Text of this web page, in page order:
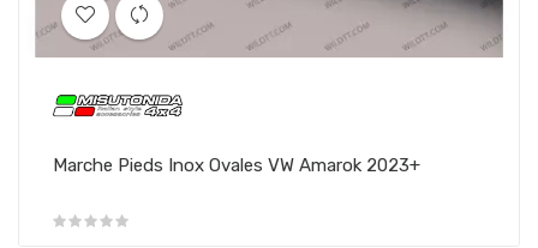
Marche Pieds Inox Ovales VW Amarok 2023+